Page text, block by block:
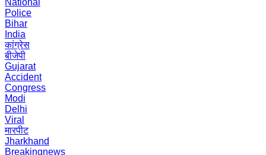
National
Police
Bihar
India
कांग्रेस
बीजेपी
Gujarat
Accident
Congress
Modi
Delhi
Viral
मारपीट
Jharkhand
Breakingnews